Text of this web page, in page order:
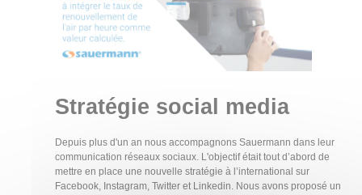
Stratégie social media
Depuis plus d'un an nous accompagnons Sauermann dans leur
communication réseaux sociaux. L'objectif était tout d’abord de
mettre en place une nouvelle stratégie à l’international sur
Facebook, Instagram, Twitter et Linkedin. Nous avons proposé un